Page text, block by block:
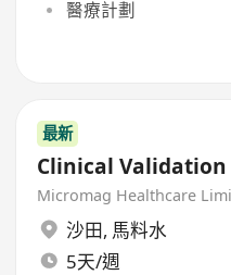
醫療計劃
最新
Clinical
Micromag Healthcare
沙田, 馬料水
5天/週